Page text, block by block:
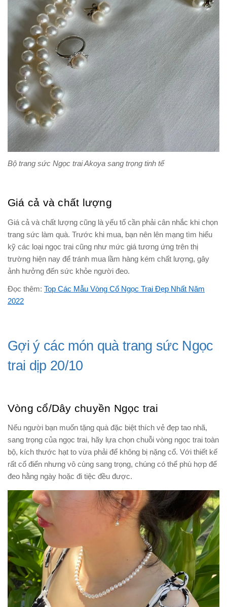
Bộ trang sức Ngọc trai Akoya sang trọng tinh tế
Giá cả và chất lượng
Giá cả và chất lượng cũng là yếu tố cần phải cân nhắc khi chọn
trang sức làm quà. Trước khi mua, bạn nên lên mạng tìm hiểu
kỹ các loại ngọc trai cũng như mức giá tương ứng trên thị
trường hiện nay để tránh mua lầm hàng kém chất lượng, gây
ảnh hưởng đến sức khỏe người đeo.
Đọc thêm: Top Các Mẫu Vòng Cổ Ngọc Trai Đẹp Nhất Năm
2022
Gợi ý các món quà trang sức Ngọc
trai dịp 20/10
Vòng cổ/Dây chuyền Ngọc trai
Nếu người bạn muốn tặng quà đặc biệt thích vẻ đẹp tao nhã,
sang trọng của ngọc trai, hãy lựa chọn chuỗi vòng ngọc trai toàn
bộ, kích thước hạt to vừa phải để không bị nặng cổ. Với thiết kế
rất cổ điển nhưng vô cùng sang trọng, chúng có thể phù hợp để
đeo hằng ngày hoặc đi tiệc đều được.